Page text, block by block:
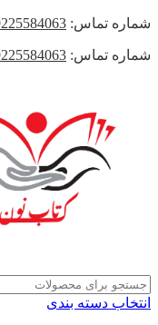
شماره تماس:
شماره تماس:
انتخاب دسته بندی